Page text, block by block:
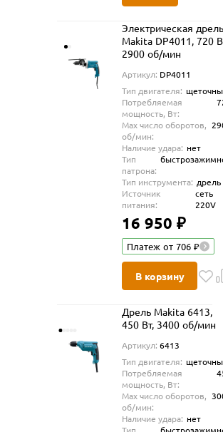
Электрическая
Makita DP4011, 720
2900 об/мин
Артикул: DP4011
Тип двигателя:
Потребляемая
мощность, Вт:
Max число оборотов,
об/мин:
Наличие удара: нет
Тип
патрона:
Тип инструмента: дрель
Источник
питания:
сеть
220V
16 950 ₽
Платеж от 706 ₽
В корзину
Дрель Makita 6413,
450 Вт, 3400 об/мин
Артикул: 6413
Тип двигателя:
Потребляемая
мощность, Вт:
Max число оборотов,
об/мин:
Наличие удара: нет